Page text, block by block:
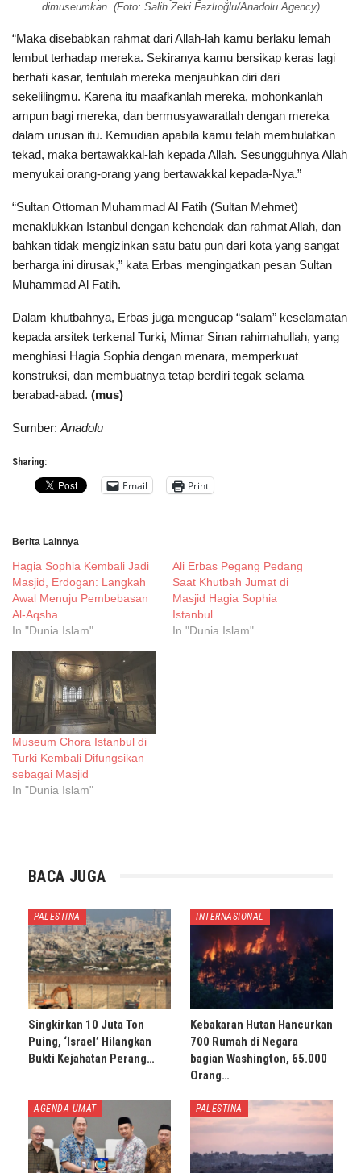
dimuseumkan. (Foto: Salih Zeki Fazlıoğlu/Anadolu Agency)
“Maka disebabkan rahmat dari Allah-lah kamu berlaku lemah
lembut terhadap mereka. Sekiranya kamu bersikap keras lagi
berhati kasar, tentulah mereka menjauhkan diri dari
sekelilingmu. Karena itu maafkanlah mereka, mohonkanlah
ampun bagi mereka, dan bermusyawaratlah dengan mereka
dalam urusan itu. Kemudian apabila kamu telah membulatkan
tekad, maka bertawakkal-lah kepada Allah. Sesungguhnya Allah
menyukai orang-orang yang bertawakkal kepada-Nya.”
“Sultan Ottoman Muhammad Al Fatih (Sultan Mehmet)
menaklukkan Istanbul dengan kehendak dan rahmat Allah, dan
bahkan tidak mengizinkan satu batu pun dari kota yang sangat
berharga ini dirusak,” kata Erbas mengingatkan pesan Sultan
Muhammad Al Fatih.
Dalam khutbahnya, Erbas juga mengucap “salam” keselamatan
kepada arsitek terkenal Turki, Mimar Sinan rahimahullah, yang
menghiasi Hagia Sophia dengan menara, memperkuat
konstruksi, dan membuatnya tetap berdiri tegak selama
berabad-abad. (mus)
Sumber: Anadolu
Sharing:
Email Print
Berita Lainnya
Hagia Sophia Kembali Jadi
Masjid, Erdogan: Langkah
Awal Menuju Pembebasan
Al-Aqsha
In "Dunia Islam"
Ali Erbas Pegang Pedang
Saat Khutbah Jumat di
Masjid Hagia Sophia
Istanbul
In "Dunia Islam"
Museum Chora Istanbul di
Turki Kembali Difungsikan
sebagai Masjid
In "Dunia Islam"
BACA JUGA
PALESTINA
Singkirkan 10 Juta Ton
Puing, ‘Israel’ Hilangkan
Bukti Kejahatan Perang…
INTERNASIONAL
Kebakaran Hutan Hancurkan
700 Rumah di Negara
bagian Washington, 65.000
Orang…
AGENDA UMAT PALESTINA